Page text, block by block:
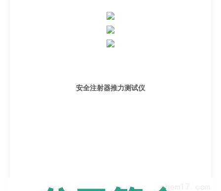
安全注射器推力测试仪